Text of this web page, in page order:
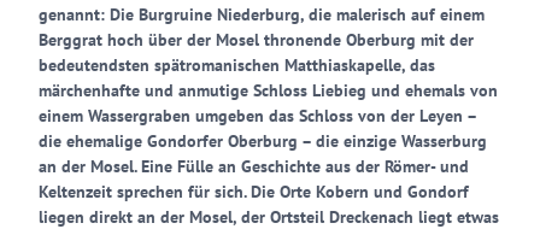
genannt: Die Burgruine Niederburg, die malerisch auf einem
Berggrat hoch über der Mosel thronende Oberburg mit der
bedeutendsten spätromanischen Matthiaskapelle, das
märchenhafte und anmutige Schloss Liebieg und ehemals von
einem Wassergraben umgeben das Schloss von der Leyen –
die ehemalige Gondorfer Oberburg – die einzige Wasserburg
an der Mosel. Eine Fülle an Geschichte aus der Römer- und
Keltenzeit sprechen für sich. Die Orte Kobern und Gondorf
liegen direkt an der Mosel, der Ortsteil Dreckenach liegt etwas